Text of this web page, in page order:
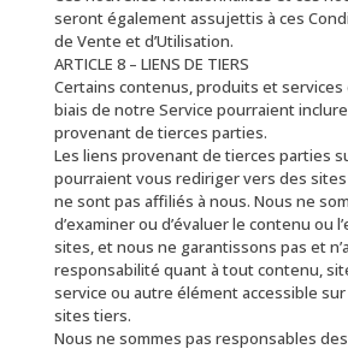
seront également assujettis à ces
de Vente et d’Utilisation.
ARTICLE 8 – LIENS DE TIERS
Certains contenus, produits et services
biais de notre Service pourraient
provenant de tierces parties.
Les liens provenant de tierces parties
pourraient vous rediriger vers des
ne sont pas affiliés à nous. Nous ne
d’examiner ou d’évaluer le contenu ou
sites, et nous ne garantissons pas et
responsabilité quant à tout contenu,
service ou autre élément accessible
sites tiers.
Nous ne sommes pas responsables